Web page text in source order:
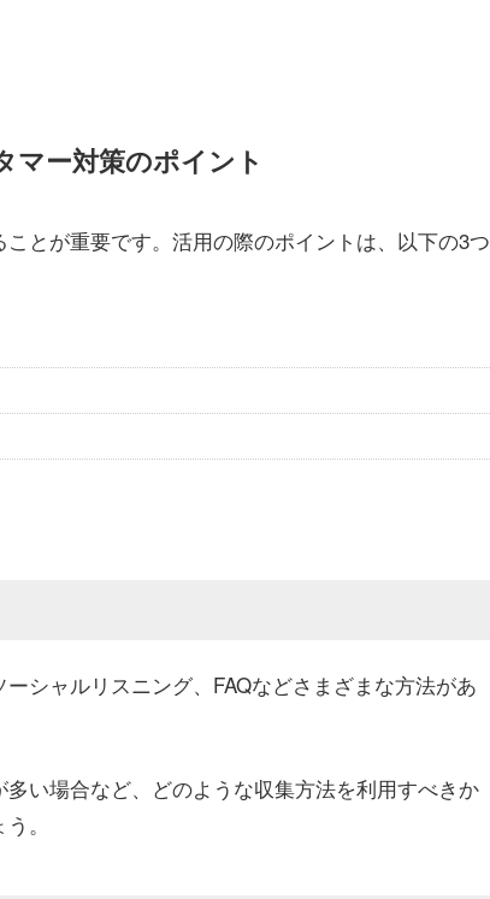
マー対策のポイント
とが重要です。活用の際のポイントは、以下の3つ
シャルリスニング、FAQなどさまざまな方法があ
い場合など、どのような収集方法を利用すべきか
。